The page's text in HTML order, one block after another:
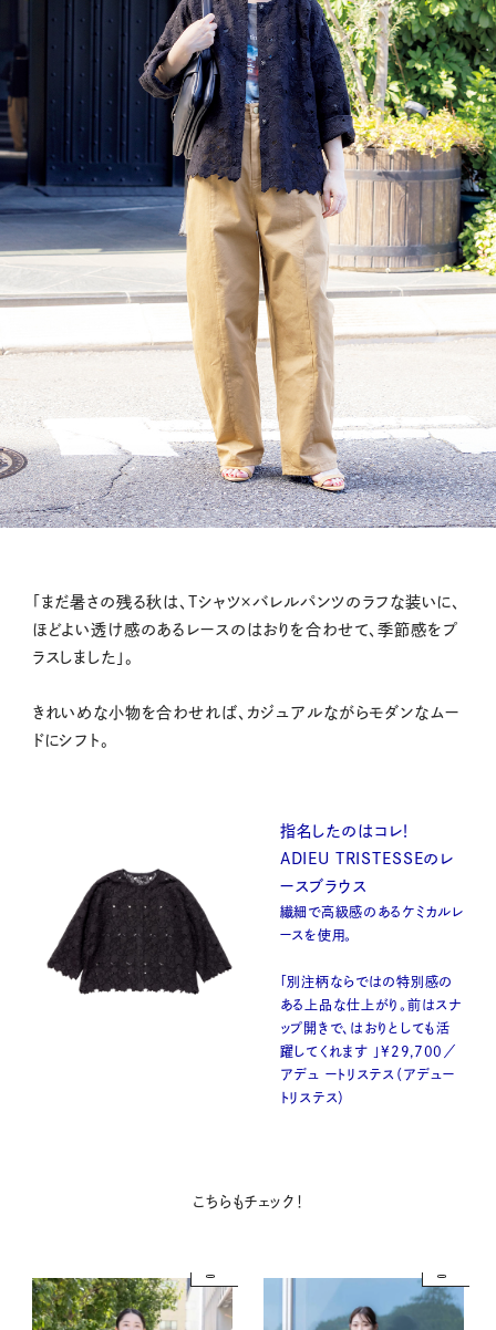
「まだ暑さの残る秋は、Tシャツ×バレルパンツのラフな装いに、
ほどよい透け感のあるレースのはおりを合わせて、季節感をプ
ラスしました」。
きれいめな小物を合わせれば、カジュアルながらモダンなムー
ドにシフト。
指名したのはコレ！
ADIEU TRISTESSEのレ
ースブラウス
繊細で高級感のあるケミカルレ
ースを使用。
「別注柄ならではの特別感の
ある上品な仕上がり。前はスナ
ップ開きで、はおりとしても活
躍してくれます 」¥29,700／
アデュ ートリステス（アデュー
トリステス）
こちらもチェック！